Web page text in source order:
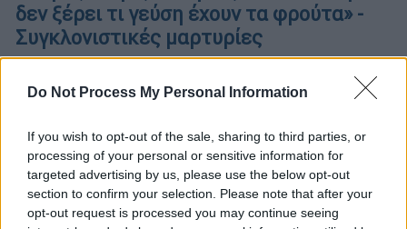
Do Not Process My Personal Information
If you wish to opt-out of the sale, sharing to third parties, or
processing of your personal or sensitive information for
targeted advertising by us, please use the below opt-out
section to confirm your selection. Please note that after your
opt-out request is processed you may continue seeing
δεν ξέρει τι γεύση έχουν τα φρούτα» -
Συγκλονιστικές μαρτυρίες
οι κάτοικοι της Λωρίδας της Γάζας στο BBC